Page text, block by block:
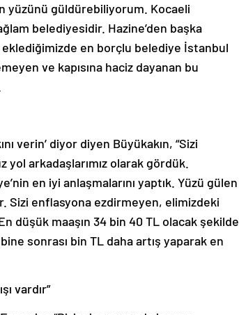
yüzünü güldürebiliyorum. Kocaeli
belediyesidir. Hazine’den başka
en borçlu belediye İstanbul
ve kapısına haciz dayanan bu
verin’ diyor diyen Büyükakın, “Sizi
arkadaşlarımız olarak gördük.
en iyi anlaşmalarını yaptık. Yüzü gülen
Sizi enflasyona ezdirmeyen, elimizdeki
düşük maaşın 34 bin 40 TL olacak şekilde
sonrası bin TL daha artış yaparak en
vardır”